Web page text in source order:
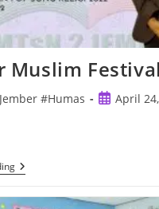
Muslim
#Humas
PostApril
Jember
Muslim
2022